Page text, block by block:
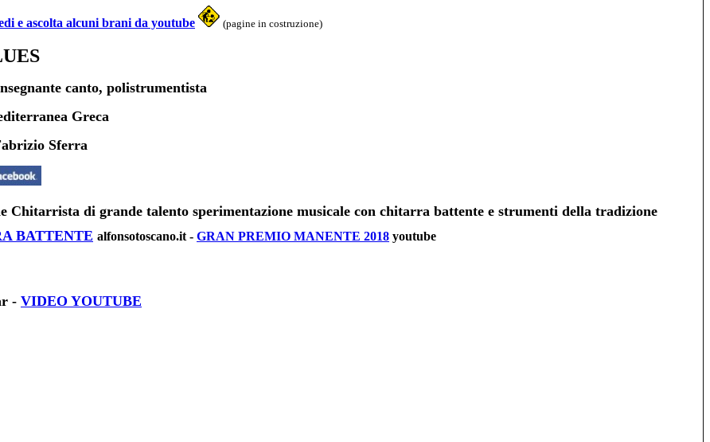
e ascolta alcuni brani da youtube (pagine in costruzione)
canto, polistrumentista
Greca
Sferra
di grande talento sperimentazione musicale con chitarra battente e strumenti della tradizione
BATTENTE alfonsotoscano.it - GRAN PREMIO MANENTE 2018 youtube
- VIDEO YOUTUBE